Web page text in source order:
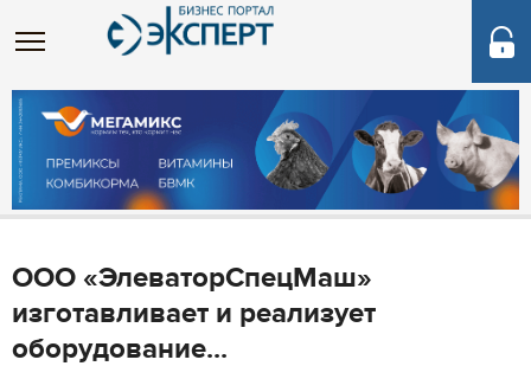
ООО «ЭлеваторСпецМаш»
изготавливает и реализует
оборудование...